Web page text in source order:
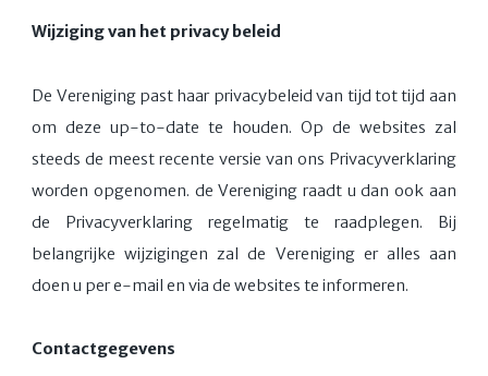
Wijziging van het privacy beleid
De Vereniging past haar privacybeleid van tijd tot tijd aan
om deze up-to-date te houden. Op de websites zal
steeds de meest recente versie van ons Privacyverklaring
worden opgenomen. de Vereniging raadt u dan ook aan
de Privacyverklaring regelmatig te raadplegen. Bij
belangrijke wijzigingen zal de Vereniging er alles aan
doen u per e-mail en via de websites te informeren.
Contactgegevens